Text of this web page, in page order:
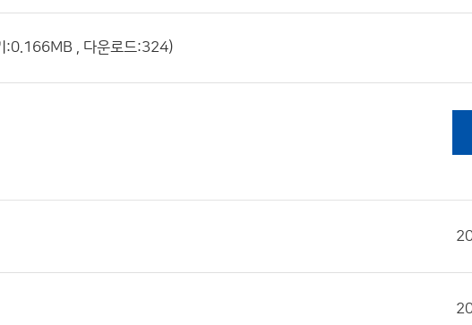
:0.166MB , 다운로드:324)